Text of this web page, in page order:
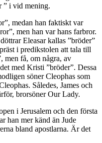
” i vid mening.
medan han faktiskt var
men han var hans farbror.
Eleasar kallas ”bröder”
i predikstolen att tala till
men få, om några, av
med Kristi ”bröder”. Dessa
söner Cleophas som
Således, James och
brorsöner Our Lady.
i Jerusalem och den första
han mer känd än Jude
bland apostlarna. Är det